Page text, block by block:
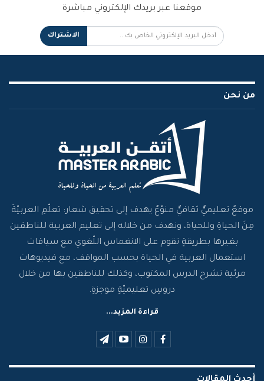
موقعنا عبر بريدك الإلكتروني مباشرة
الاشتراك
من نحن
موقعٌ تعليميٌّ ثقافيٌّ منوّعٌ يهدف إلى تحقيق شعار: تعلّمِ العربيّةَ
مِنَ الحياةِ وللحياة، ونهدف من خلاله إلى تعليم العربية للناطقين
بغيرها بطريقةٍ تقوم على الانغماس اللّغوي مع سياقات
استعمال العربية في الحياة بحسب المواقف، مع فيديوهات
مرئية تشرح الدرس المكتوب، وكذلك للناطقين بها من خلال
دروسٍ تعليميّةٍ موجزةٍ.
قراءة المزيد...